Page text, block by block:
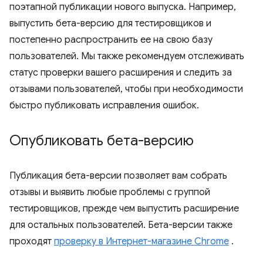
поэтапной публикации нового выпуска. Например,
выпустить бета-версию для тестировщиков и
постепенно распространить ее на свою базу
пользователей. Мы также рекомендуем отслеживать
статус проверки вашего расширения и следить за
отзывами пользователей, чтобы при необходимости
быстро публиковать исправления ошибок.
Опубликовать бета-версию
Публикация бета-версии позволяет вам собрать
отзывы и выявить любые проблемы с группой
тестировщиков, прежде чем выпустить расширение
для остальных пользователей. Бета-версии также
проходят проверку в Интернет-магазине Chrome .